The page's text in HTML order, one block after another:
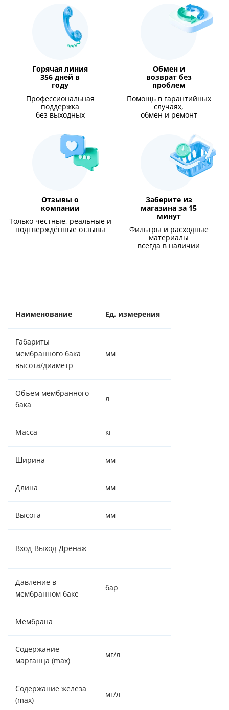
Горячая линия
356 дней в
году
Профессиональная
поддержка
без выходных
Обмен и
возврат без
проблем
Помощь в гарантийных
случаях,
обмен и ремонт
Отзывы о
компании
Только честные, реальные и
подтверждённые отзывы
Заберите из
магазина за 15
минут
Фильтры и расходные
материалы
всегда в наличии
Наименование Ед. измерения
Габариты
мембранного бака
высота/диаметр
мм
Объем мембранного
бака
л
Масса кг
Ширина мм
Длина мм
Высота мм
Вход-Выход-Дренаж
Давление в
мембранном баке
бар
Мембрана
Содержание
марганца (max)
мг/л
Содержание железа
(max)
мг/л